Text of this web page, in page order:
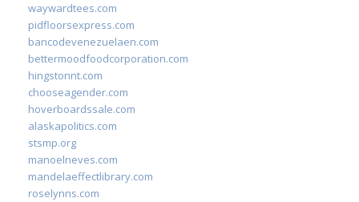
waywardtees.com
pidfloorsexpress.com
bancodevenezuelaen.com
bettermoodfoodcorporation.com
hingstonnt.com
chooseagender.com
hoverboardssale.com
alaskapolitics.com
stsmp.org
manoelneves.com
mandelaeffectlibrary.com
roselynns.com